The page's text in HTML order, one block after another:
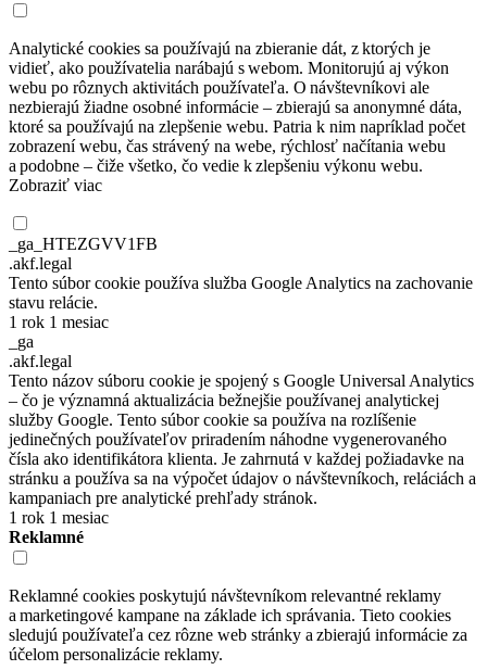
Analytické cookies sa používajú na zbieranie dát, z ktorých je
vidieť, ako používatelia narábajú s webom. Monitorujú aj výkon
webu po rôznych aktivitách používateľa. O návštevníkovi ale
nezbierajú žiadne osobné informácie – zbierajú sa anonymné dáta,
ktoré sa používajú na zlepšenie webu. Patria k nim napríklad počet
zobrazení webu, čas strávený na webe, rýchlosť načítania webu
a podobne – čiže všetko, čo vedie k zlepšeniu výkonu webu.
Zobraziť viac
_ga_HTEZGVV1FB
.akf.legal
Tento súbor cookie používa služba Google Analytics na zachovanie
stavu relácie.
1 rok 1 mesiac
_ga
.akf.legal
Tento názov súboru cookie je spojený s Google Universal Analytics
– čo je významná aktualizácia bežnejšie používanej analytickej
služby Google. Tento súbor cookie sa používa na rozlíšenie
jedinečných používateľov priradením náhodne vygenerovaného
čísla ako identifikátora klienta. Je zahrnutá v každej požiadavke na
stránku a používa sa na výpočet údajov o návštevníkoch, reláciách a
kampaniach pre analytické prehľady stránok.
1 rok 1 mesiac
Reklamné
Reklamné cookies poskytujú návštevníkom relevantné reklamy
a marketingové kampane na základe ich správania. Tieto cookies
sledujú používateľa cez rôzne web stránky a zbierajú informácie za
účelom personalizácie reklamy.